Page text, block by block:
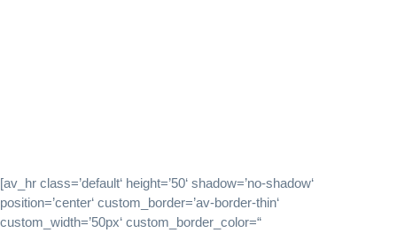
[av_hr class=’default‘ height=’50‘ shadow=’no-shadow‘
position=’center‘ custom_border=’av-border-thin‘
custom_width=’50px‘ custom_border_color=“